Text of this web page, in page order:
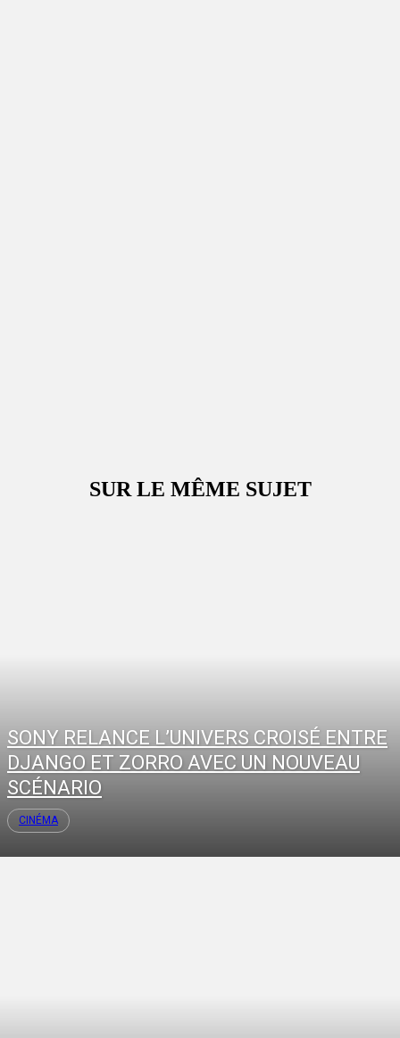
SUR LE MÊME SUJET
SONY RELANCE L’UNIVERS CROISÉ ENTRE
DJANGO ET ZORRO AVEC UN NOUVEAU
SCÉNARIO
CINÉMA